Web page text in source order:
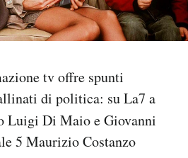
tv offre spunti
di politica: su La7 a
Luigi Di Maio e Giovanni
5 Maurizio Costanzo